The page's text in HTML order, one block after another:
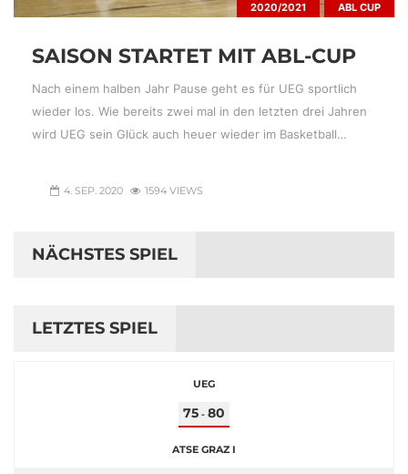
2020/2021 ABL CUP
SAISON STARTET MIT ABL-CUP
Nach einem halben Jahr Pause geht es für UEG sportlich
wieder los. Wie bereits zwei mal in den letzten drei Jahren
wird UEG sein Glück auch heuer wieder im Basketball…
4. SEP. 2020 1594 VIEWS
NÄCHSTES SPIEL
LETZTES SPIEL
UEG
75 - 80
ATSE GRAZ I